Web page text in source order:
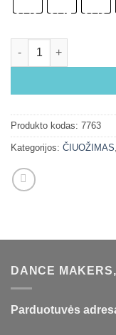
Produkto kodas: 7763
Kategorijos: ČIUOŽIMAS,
DANCE
Parduotuvės